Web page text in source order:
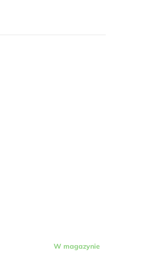
W magazynie